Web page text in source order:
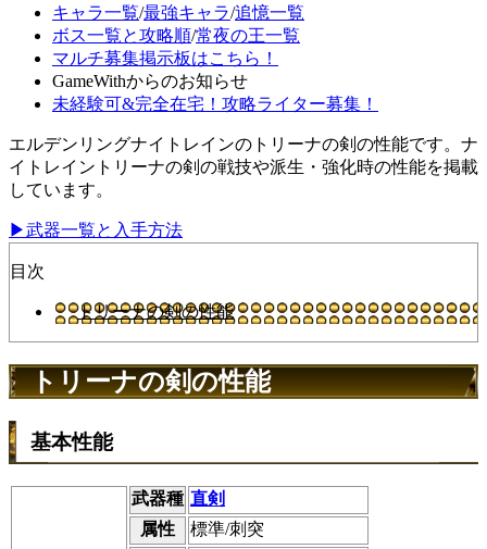
キャラ一覧/最強キャラ/追憶一覧
ボス一覧と攻略順/常夜の王一覧
マルチ募集掲示板はこちら！
GameWithからのお知らせ
未経験可&完全在宅！攻略ライター募集！
エルデンリングナイトレインのトリーナの剣の性能です。ナ
イトレイントリーナの剣の戦技や派生・強化時の性能を掲載
しています。
▶武器一覧と入手方法
目次
トリーナの剣の性能
トリーナの剣の性能
基本性能
武器種 直剣
属性
標準/刺突